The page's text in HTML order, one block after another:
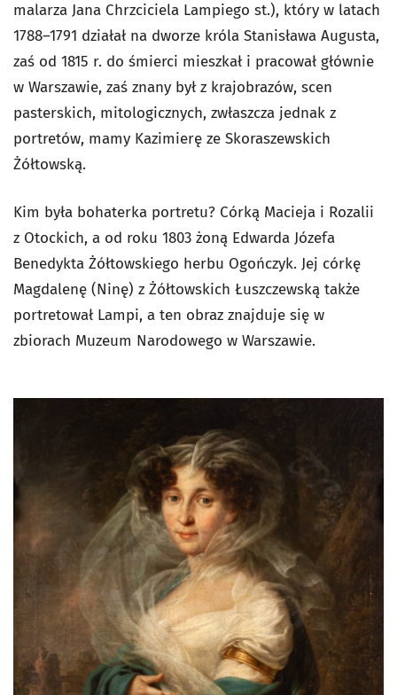
malarza Jana Chrzciciela Lampiego st.), który w latach
1788–1791 działał na dworze króla Stanisława Augusta,
zaś od 1815 r. do śmierci mieszkał i pracował głównie
w Warszawie, zaś znany był z krajobrazów, scen
pasterskich, mitologicznych, zwłaszcza jednak z
portretów, mamy Kazimierę ze Skoraszewskich
Żółtowską.
Kim była bohaterka portretu? Córką Macieja i Rozalii
z Otockich, a od roku 1803 żoną Edwarda Józefa
Benedykta Żółtowskiego herbu Ogończyk. Jej córkę
Magdalenę (Ninę) z Żółtowskich Łuszczewską także
portretował Lampi, a ten obraz znajduje się w
zbiorach Muzeum Narodowego w Warszawie.